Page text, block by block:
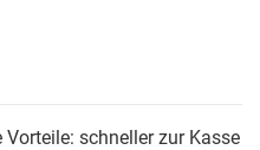
schneller zur Kasse